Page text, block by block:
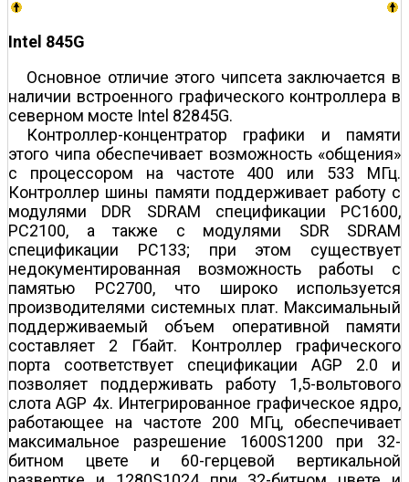
Intel 845G
Основное отличие этого чипсета заключается в
наличии встроенного графического контроллера в
северном мосте Intel 82845G.
Контроллер-концентратор графики и памяти
этого чипа обеспечивает возможность «общения»
с процессором на частоте 400 или 533 МГц.
Контроллер шины памяти поддерживает работу с
модулями DDR SDRAM спецификации PC1600,
PC2100, а также с модулями SDR SDRAM
спецификации PC133; при этом существует
недокументированная возможность работы с
памятью PC2700, что широко используется
производителями системных плат. Максимальный
поддерживаемый объем оперативной памяти
составляет 2 Гбайт. Контроллер графического
порта соответствует спецификации AGP 2.0 и
позволяет поддерживать работу 1,5-вольтового
слота AGP 4х. Интегрированное графическое ядро,
работающее на частоте 200 МГц, обеспечивает
максимальное разрешение 1600Ѕ1200 при 32-
битном цвете и 60-герцевой вертикальной